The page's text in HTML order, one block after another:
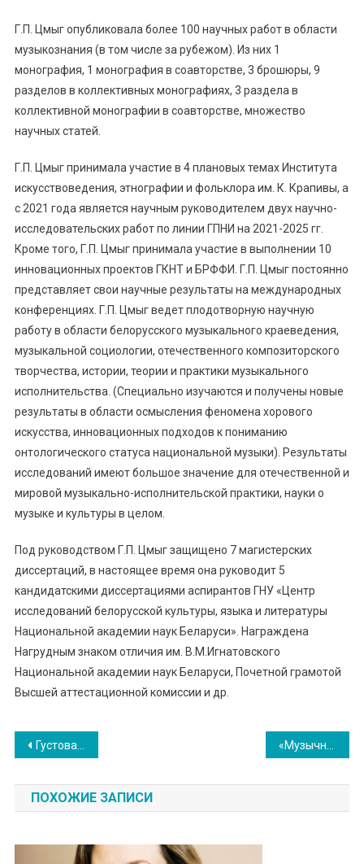
Г.П. Цмыг опубликовала более 100 научных работ в области
музыкознания (в том числе за рубежом). Из них 1
монография, 1 монография в соавторстве, 3 брошюры, 9
разделов в коллективных монографиях, 3 раздела в
коллективной монографии в соавторстве, множество
научных статей.
Г.П. Цмыг принимала участие в 4 плановых темах Института
искусствоведения, этнографии и фольклора им. К. Крапивы, а
с 2021 года является научным руководителем двух научно-
исследовательских работ по линии ГПНИ на 2021-2025 гг.
Кроме того, Г.П. Цмыг принимала участие в выполнении 10
инновационных проектов ГКНТ и БРФФИ. Г.П. Цмыг постоянно
представляет свои научные результаты на международных
конференциях. Г.П. Цмыг ведет плодотворную научную
работу в области белорусского музыкального краеведения,
музыкальной социологии, отечественного композиторского
творчества, истории, теории и практики музыкального
исполнительства. (Специально изучаются и получены новые
результаты в области осмысления феномена хорового
искусства, инновационных подходов к пониманию
онтологического статуса национальной музыки). Результаты
исследований имеют большое значение для отечественной и
мировой музыкально-исполнительской практики, науки о
музыке и культуры в целом.
Под руководством Г.П. Цмыг защищено 7 магистерских
диссертаций, в настоящее время она руководит 5
кандидатскими диссертациями аспирантов ГНУ «Центр
исследований белорусской культуры, языка и литературы
Национальной академии наук Беларуси». Награждена
Нагрудным знаком отличия им. В.М.Игнатовского
Национальной академии наук Беларуси, Почетной грамотой
Высшей аттестационной комиссии и др.
Навигация
по
записям
Густова-Рунцо Лариса Александровна
ПОХОЖИЕ ЗАПИСИ